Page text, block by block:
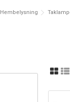
Hembelysning